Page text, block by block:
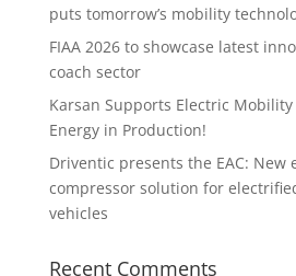
puts tomorrow’s mobility
FIAA 2026 to showcase latest
coach sector
Karsan Supports Electric
Energy in Production!
Driventic presents the EAC: New
compressor solution for
vehicles
Recent Comments